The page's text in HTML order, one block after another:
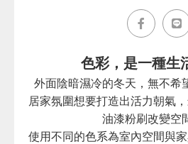
色彩，是一種生
外面陰暗濕冷的冬天，無不希
居家氛圍想要打造出活力朝氣
油漆粉刷改變空
使用不同的色系為室內空間與